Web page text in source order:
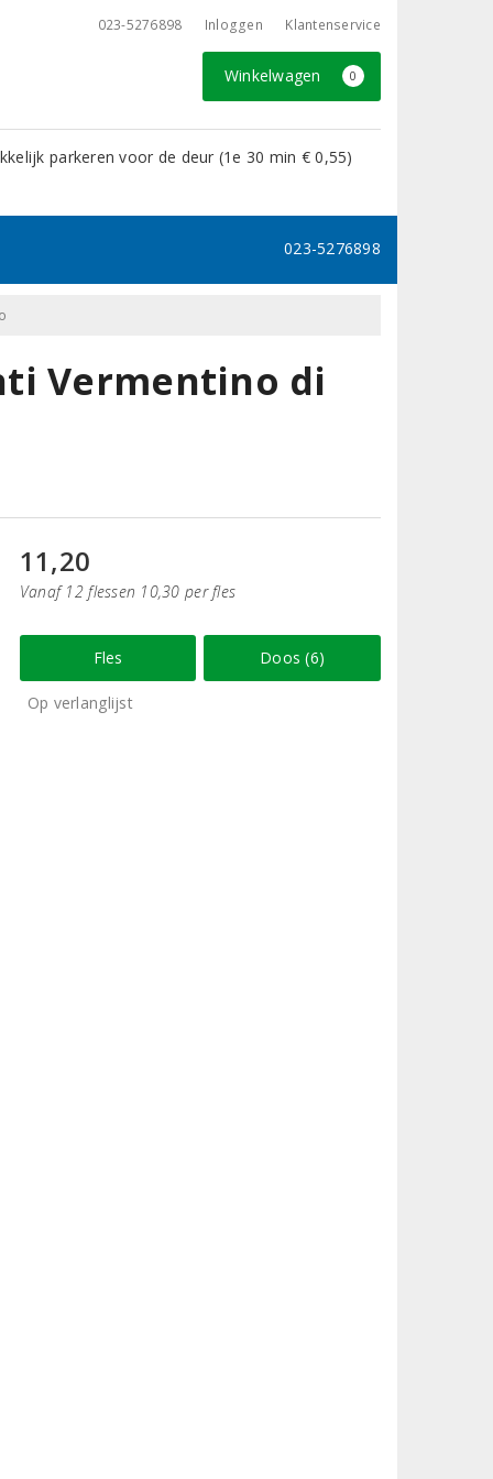
023-5276898 Inloggen Klantenservice
Winkelwagen 0
parkeren voor de deur (1e 30 min € 0,55)
023-5276898
Vermentino di
11,20
Vanaf 12 flessen 10,30 per fles
Fles Doos (6)
Op verlanglijst